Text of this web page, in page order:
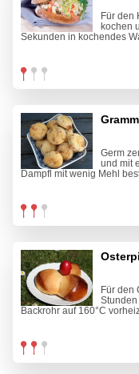
Für den
kochen
Sekunden in kochendes
Germ
und mit
Dampfl mit wenig Mehl
Für den
Backrohr auf 160°C